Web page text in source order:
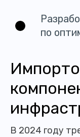
по
В 2024 году